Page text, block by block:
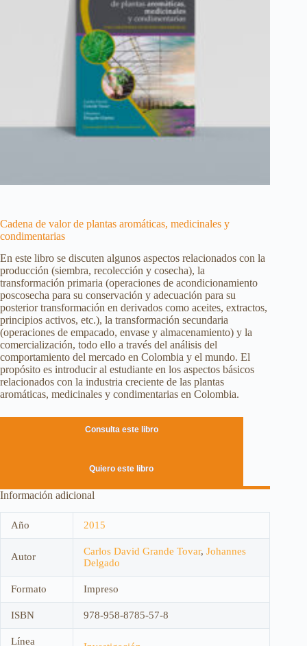
Cadena de valor de plantas aromáticas, medicinales y
condimentarias
En este libro se discuten algunos aspectos relacionados con la
producción (siembra, recolección y cosecha), la
transformación primaria (operaciones de acondicionamiento
poscosecha para su conservación y adecuación para su
posterior transformación en derivados como aceites, extractos,
principios activos, etc.), la transformación secundaria
(operaciones de empacado, envase y almacenamiento) y la
comercialización, todo ello a través del análisis del
comportamiento del mercado en Colombia y el mundo. El
propósito es introducir al estudiante en los aspectos básicos
relacionados con la industria creciente de las plantas
aromáticas, medicinales y condimentarias en Colombia.
Consulta este libro
Quiero este libro
Información adicional
Año 2015
Autor Carlos David Grande Tovar, Johannes
Delgado
Formato Impreso
ISBN 978-958-8785-57-8
Línea